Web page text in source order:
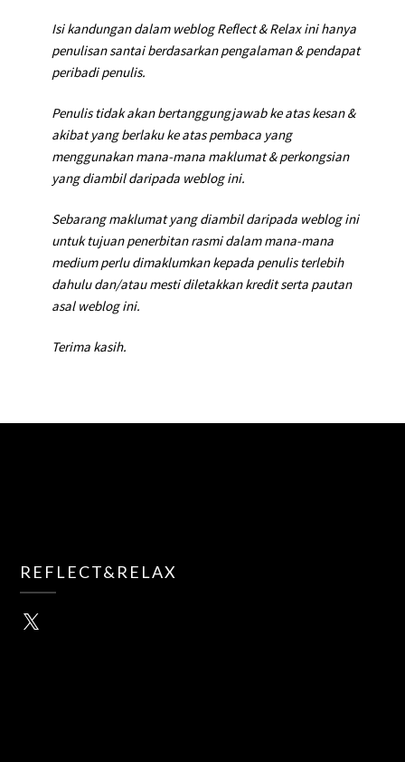
Isi kandungan dalam weblog Reflect & Relax ini hanya
penulisan santai berdasarkan pengalaman & pendapat
peribadi penulis.
Penulis tidak akan bertanggungjawab ke atas kesan &
akibat yang berlaku ke atas pembaca yang
menggunakan mana-mana maklumat & perkongsian
yang diambil daripada weblog ini.
Sebarang maklumat yang diambil daripada weblog ini
untuk tujuan penerbitan rasmi dalam mana-mana
medium perlu dimaklumkan kepada penulis terlebih
dahulu dan/atau mesti diletakkan kredit serta pautan
asal weblog ini.
Terima kasih.
REFLECT&RELAX
X